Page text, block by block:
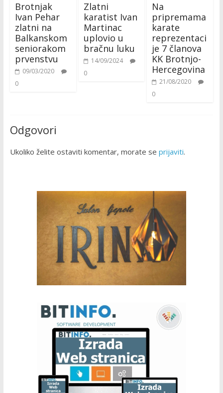
Brotnjak
Ivan Pehar
zlatni na
Balkanskom
seniorakom
prvenstvu
09/03/2020
0
Zlatni
karatist Ivan
Martinac
uplovio u
bračnu luku
14/09/2024
0
Na
pripremama
karate
reprezentaci
je 7 članova
KK Brotnjo-
Hercegovina
21/08/2020
0
Odgovori
Ukoliko želite ostaviti komentar, morate se prijaviti.